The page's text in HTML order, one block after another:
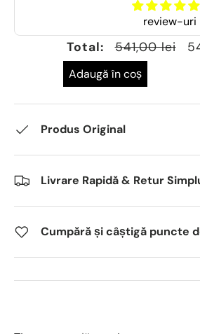
review-uri
Total: 541,00 lei
Adaugă în coș
Produs Original
Livrare Rapidă & Retur
Cumpără și câștigă puncte